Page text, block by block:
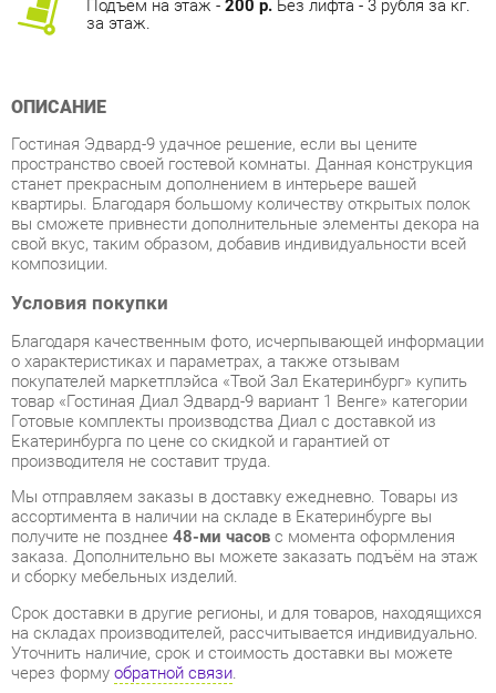
пространство своей гостевой комнаты. Данная конструкция
квартиры. Благодаря большому количеству открытых полок
вы сможете привнести дополнительные элементы декора на
свой вкус, таким образом, добавив индивидуальности всей
композиции.
Условия покупки
Благодаря качественным фото, исчерпывающей информации
о характеристиках и параметрах, а также отзывам
покупателей маркетплэйса «Твой Зал Екатеринбург» купить
товар «Гостиная Диал Эдвард-9 вариант 1 Венге» категории
Готовые комплекты производства Диал с доставкой из
Екатеринбурга по цене со скидкой и гарантией от
производителя не составит труда.
Мы отправляем заказы в доставку ежедневно. Товары из
ассортимента в наличии на складе в Екатеринбурге вы
получите не позднее48-ми часовс момента оформления
и сборку мебельных изделий.
Срок доставки в другие регионы, и для товаров, находящихся
на складах производителей, рассчитывается индивидуально.
Уточнить наличие, срок и стоимость доставки вы можете
В любой момент до передачи заказа в доставку, а также в
течение 7-ми дней после получения заказа вы можете
изменить выборили принять решение об отказе от покупки.